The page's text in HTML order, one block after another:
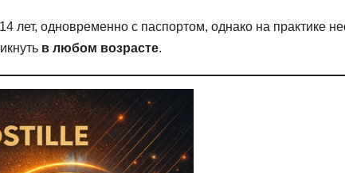
лет, одновременно с паспортом, однако на практике
в любом возрасте.